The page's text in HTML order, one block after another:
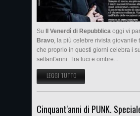
Su Il Venerdì di Repubblica oggi vi
Bravo, la più celebre rivista giovanile
che proprio in questi giorni celebra i
settant'anni. Tra luci e ombre...
LEGGI TUTTO
Cinquant'anni di PUNK.